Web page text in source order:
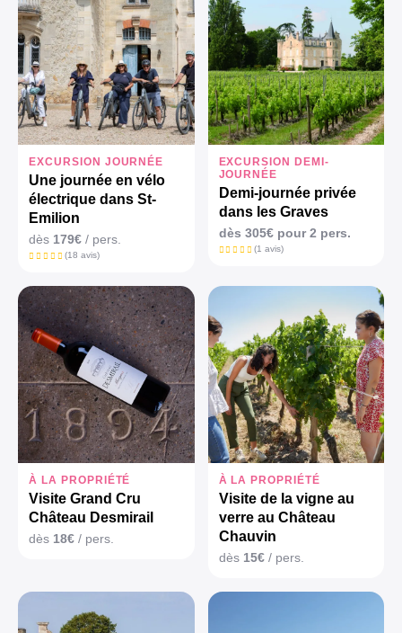
EXCURSION JOURNÉE
Une journée en vélo
électrique dans St-
Emilion
dès 179€ / pers.
(18 avis)
EXCURSION DEMI-
JOURNÉE
Demi-journée privée
dans les Graves
dès 305€ pour 2 pers.
(1 avis)
À LA PROPRIÉTÉ
Visite Grand Cru
Château Desmirail
dès 18€ / pers.
À LA PROPRIÉTÉ
Visite de la vigne au
verre au Château
Chauvin
dès 15€/ pers.